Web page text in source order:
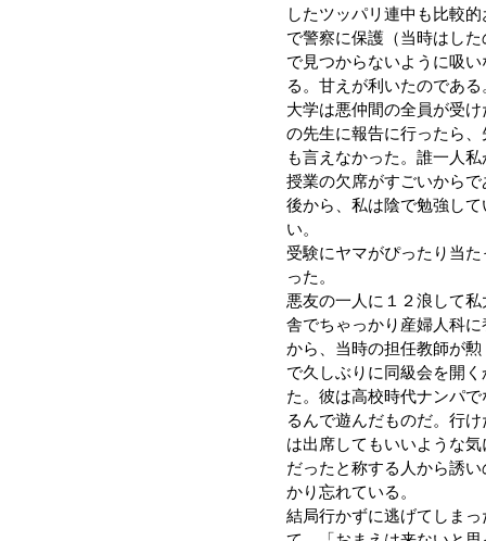
したツッパリ連中も比較
で警察に保護（当時はし
で見つからないように吸
る。甘えが利いたのである
大学は悪仲間の全員が受
の先生に報告に行ったら
も言えなかった。誰一人
授業の欠席がすごいからで
後から、私は陰で勉強し
い。
受験にヤマがぴったり当
った。
悪友の一人に１２浪して
舎でちゃっかり産婦人科
から、当時の担任教師が
で久しぶりに同級会を開
た。彼は高校時代ナンパ
るんで遊んだものだ。行
は出席してもいいような
だったと称する人から誘
かり忘れている。
結局行かずに逃げてしま